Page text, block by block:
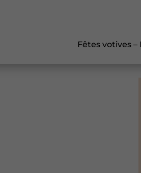
Fêtes votives –